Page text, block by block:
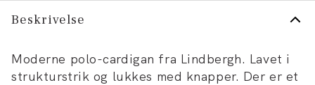
Beskrivelse
Moderne polo-cardigan fra Lindbergh. Lavet i
strukturstrik og lukkes med knapper. Der er et